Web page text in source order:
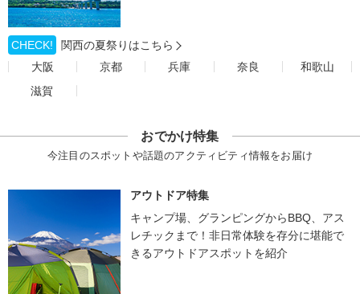
CHECK!
関西の夏祭りはこちら
大阪
京都 兵庫 奈良
和歌山
滋賀
おでかけ特集
今注目のスポットや話題のアクティビティ情報をお届け
アウトドア特集
キャンプ場、グランピングからBBQ、アス
レチックまで！非日常体験を存分に堪能で
きるアウトドアスポットを紹介